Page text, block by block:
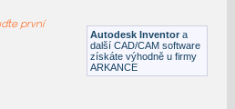
DkAzure
Autodesk Inventor a
další CAD/CAM software
získáte výhodně u firmy
ARKANCE
první